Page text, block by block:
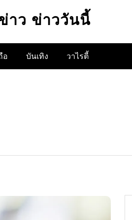
าว ข่าววันนี้
อ บันเทิง วาไรตี้